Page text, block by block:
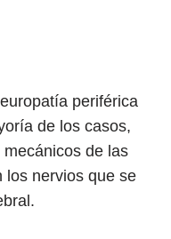
periférica
de los casos,
de las
los nervios que se